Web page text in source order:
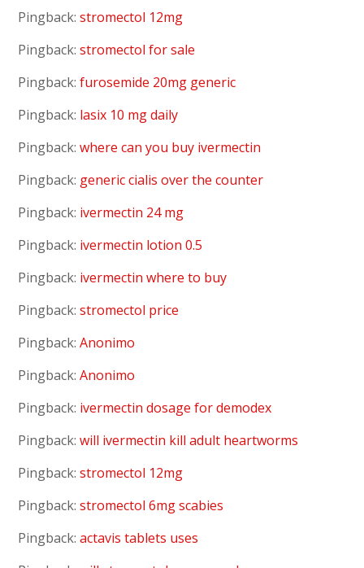
Pingback:stromectol 12mg
Pingback:stromectol for sale
Pingback:furosemide 20mg generic
Pingback: lasix 10 mg daily
Pingback:where can you buy ivermectin
Pingback: generic cialis over the counter
Pingback: ivermectin 24 mg
Pingback: ivermectin lotion 0.5
Pingback: ivermectin where to buy
Pingback:stromectol price
Pingback:Anonimo
Pingback:Anonimo
Pingback: ivermectin dosage for demodex
Pingback:will ivermectin kill adult heartworms
Pingback:stromectol 12mg
Pingback:stromectol 6mg scabies
Pingback:actavis tablets uses